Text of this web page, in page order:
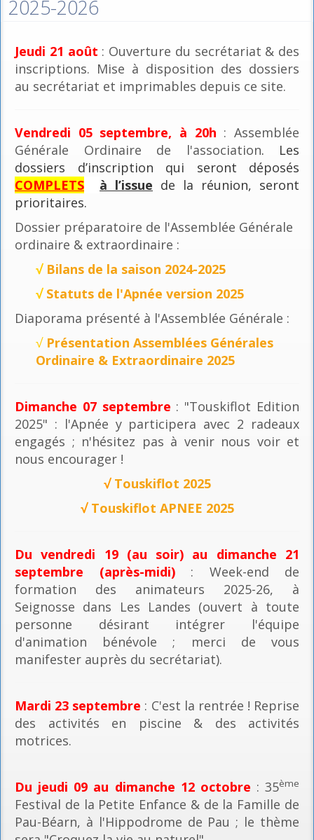
2025-2026
Jeudi 21 août : Ouverture du secrétariat & des
inscriptions. Mise à disposition des dossiers
au secrétariat et imprimables depuis ce site.
Vendredi 05 septembre, à 20h : Assemblée
Générale Ordinaire de l'association. Les
dossiers d’inscription qui seront déposés
COMPLETS
à l’issue de la réunion, seront
prioritaires.
Dossier préparatoire de l'Assemblée Générale
ordinaire & extraordinaire :
√ Bilans de la saison 2024-2025
√ Statuts de l'Apnée version 2025
Diaporama présenté à l'Assemblée Générale :
√ Présentation Assemblées Générales
Ordinaire & Extraordinaire 2025
Dimanche 07 septembre : "Touskiflot Edition
2025" : l'Apnée y participera avec 2 radeaux
engagés ; n'hésitez pas à venir nous voir et
nous encourager !
√ Touskiflot 2025
√ Touskiflot APNEE 2025
Du vendredi 19 (au soir) au dimanche 21
septembre (après-midi): Week-end de
formation des animateurs 2025-26, à
Seignosse dans Les Landes (ouvert à toute
personne désirant intégrer l'équipe
d'animation bénévole ; merci de vous
manifester auprès du secrétariat).
Mardi 23 septembre : C'est la rentrée ! Reprise
des activités en piscine & des activités
motrices.
Du jeudi 09 au dimanche 12 octobre : 35ème
Festival de la Petite Enfance & de la Famille de
Pau-Béarn, à l'Hippodrome de Pau ; le thème